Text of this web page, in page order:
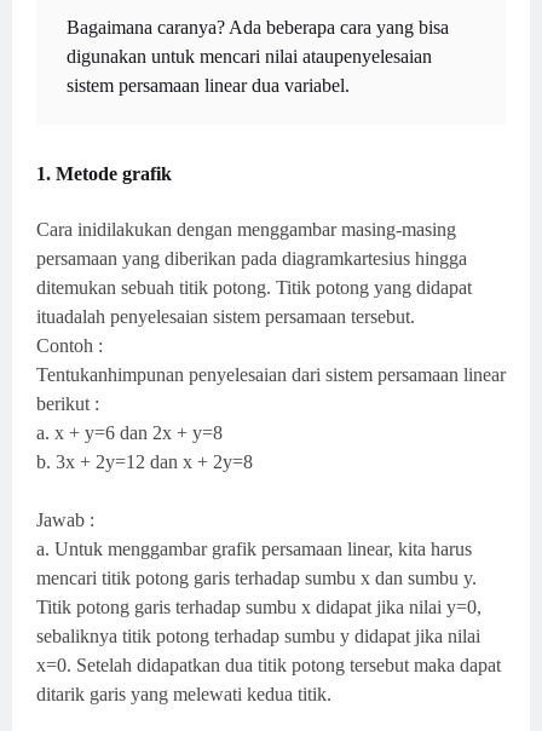
Bagaimana caranya? Ada beberapa cara yang bisa
digunakan untuk mencari nilai ataupenyelesaian
sistem persamaan linear dua variabel.
1. Metode grafik
Cara inidilakukan dengan menggambar masing-masing
persamaan yang diberikan pada diagramkartesius hingga
ditemukan sebuah titik potong. Titik potong yang didapat
ituadalah penyelesaian sistem persamaan tersebut.
Contoh :
Tentukanhimpunan penyelesaian dari sistem persamaan linear
berikut :
a. x + y=6 dan 2x + y=8
b. 3x + 2y=12 dan x + 2y=8
Jawab :
a. Untuk menggambar grafik persamaan linear, kita harus
mencari titik potong garis terhadap sumbu x dan sumbu y.
Titik potong garis terhadap sumbu x didapat jika nilai y=0,
sebaliknya titik potong terhadap sumbu y didapat jika nilai
x=0. Setelah didapatkan dua titik potong tersebut maka dapat
ditarik garis yang melewati kedua titik.